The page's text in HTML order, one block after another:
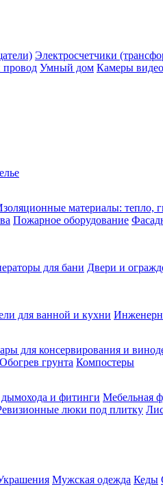
Электросчетчики
провод Умный дом Камеры
материалы: тепло,
Пожарное оборудование
для бани Двери и
для ванной и кухни
для консервирования и
Обогрев грунта Компостеры
и фитинги Мебельная
люки под плитку
Мужская одежда Кеды